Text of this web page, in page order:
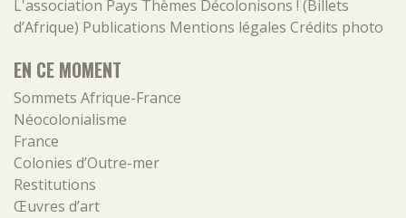
L'association Pays Thèmes Décolonisons ! (Billets
d’Afrique) Publications Mentions légales Crédits photo
EN CE MOMENT
Sommets Afrique-France
Néocolonialisme
France
Colonies d’Outre-mer
Restitutions
Œuvres d’art